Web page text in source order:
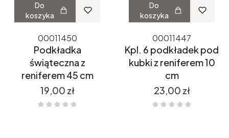
Do
koszyka
00011450
Podkładka
świąteczna z
reniferem 45 cm
Cena
19,00 zł
Do
koszyka
00011447
Kpl. 6 podkładek pod
kubki z reniferem 10
cm
Cena
23,00 zł